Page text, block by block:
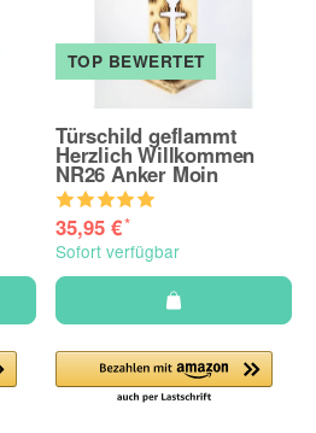
TOP BEWERTET
Türschild geflammt
Herzlich Willkommen
NR26 Anker Moin
35,95 €*
Sofort verfügbar